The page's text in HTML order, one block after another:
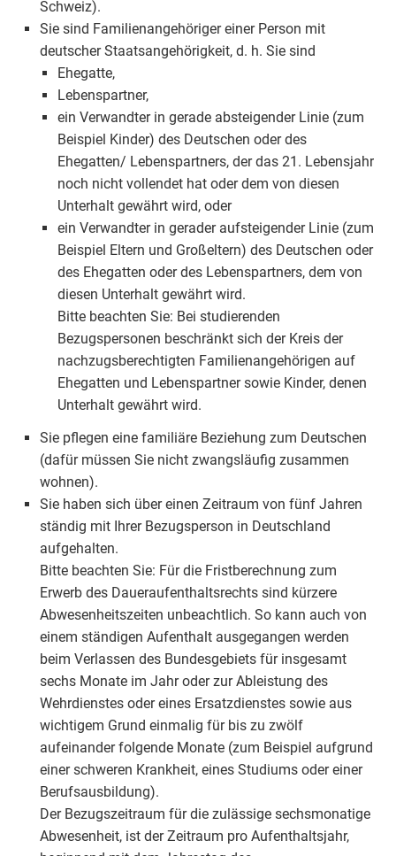
Schweiz).
Sie sind Familienangehöriger einer Person mit
deutscher Staatsangehörigkeit, d. h. Sie sind
Ehegatte,
Lebenspartner,
ein Verwandter in gerade absteigender Linie (zum
Beispiel Kinder) des Deutschen oder des
Ehegatten/ Lebenspartners, der das 21. Lebensjahr
noch nicht vollendet hat oder dem von diesen
Unterhalt gewährt wird, oder
ein Verwandter in gerader aufsteigender Linie (zum
Beispiel Eltern und Großeltern) des Deutschen oder
des Ehegatten oder des Lebenspartners, dem von
diesen Unterhalt gewährt wird.
Bitte beachten Sie: Bei studierenden
Bezugspersonen beschränkt sich der Kreis der
nachzugsberechtigten Familienangehörigen auf
Ehegatten und Lebenspartner sowie Kinder, denen
Unterhalt gewährt wird.
Sie pflegen eine familiäre Beziehung zum Deutschen
(dafür müssen Sie nicht zwangsläufig zusammen
wohnen).
Sie haben sich über einen Zeitraum von fünf Jahren
ständig mit Ihrer Bezugsperson in Deutschland
aufgehalten.
Bitte beachten Sie: Für die Fristberechnung zum
Erwerb des Daueraufenthaltsrechts sind kürzere
Abwesenheitszeiten unbeachtlich. So kann auch von
einem ständigen Aufenthalt ausgegangen werden
beim Verlassen des Bundesgebiets für insgesamt
sechs Monate im Jahr oder zur Ableistung des
Wehrdienstes oder eines Ersatzdienstes sowie aus
wichtigem Grund einmalig für bis zu zwölf
aufeinander folgende Monate (zum Beispiel aufgrund
einer schweren Krankheit, eines Studiums oder einer
Berufsausbildung).
Der Bezugszeitraum für die zulässige sechsmonatige
Abwesenheit, ist der Zeitraum pro Aufenthaltsjahr,